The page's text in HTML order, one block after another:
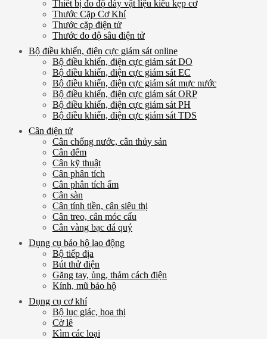
Thiết bị đo độ dày vật liệu kiểu kẹp cơ
Thước Cặp Cơ Khí
Thước cặp điện tử
Thước đo độ sâu điện tử
Bộ điều khiển, điện cực giám sát online
Bộ điều khiển, điện cực giám sát DO
Bộ điều khiển, điện cực giám sát EC
Bộ điều khiển, điện cực giám sát mực nước
Bộ điều khiển, điện cực giám sát ORP
Bộ điều khiển, điện cực giám sát PH
Bộ điều khiển, điện cực giám sát TDS
Cân điện tử
Cân chống nước, cân thủy sản
Cân đếm
Cân kỹ thuật
Cân phân tích
Cân phân tích ẩm
Cân sàn
Cân tính tiền, cân siêu thị
Cân treo, cân móc cẩu
Cân vàng bạc đá quý
Dụng cụ bảo hộ lao động
Bộ tiếp địa
Bút thử điện
Găng tay, ủng, thảm cách điện
Kính, mũ bảo hộ
Dụng cụ cơ khí
Bộ lục giác, hoa thị
Cờ lê
Kìm các loại